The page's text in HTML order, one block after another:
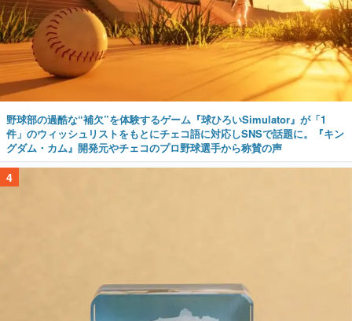
野球部の過酷な“補欠”を体験するゲーム『球ひろいSimulator』が「1
件」のウィッシュリストをもとにチェコ語に対応しSNSで話題に。『キン
グダム・カム』開発元やチェコのプロ野球選手から称賛の声
4